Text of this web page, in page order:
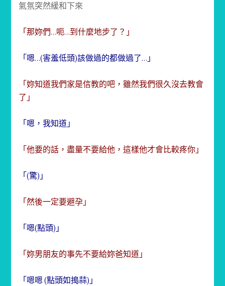
氣氛突然緩和下來
「那妳們…呃…到什麼地步了？」
「嗯…(害羞低頭)該做過的都做過了…」
「妳知道我們家是信教的吧，雖然我們很久沒去教會
了」
「嗯，我知道」
「他要的話，盡量不要給他，這樣他才會比較疼你」
「(驚)」
「然後一定要避孕」
「嗯(點頭)」
「妳男朋友的事先不要給妳爸知道」
「嗯嗯 (點頭如搗蒜)」